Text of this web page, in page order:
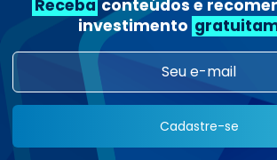
Tópicos Relacionados
INVESTIMENTOS
Receba conteúdos e
investimento
Cadastre-se